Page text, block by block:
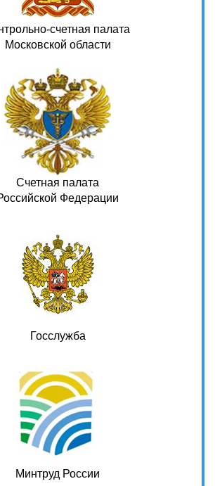
счетная палата
Московской области
Счетная палата
Федерации
Госслужба
Минтруд России